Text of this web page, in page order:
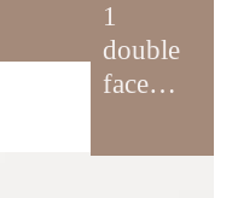
1
double
face…